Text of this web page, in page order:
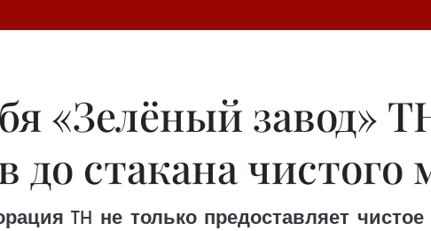
«Зелёный завод»
до стакана чистого
TH не только предоставляет